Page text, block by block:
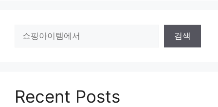
검색
Recent Posts